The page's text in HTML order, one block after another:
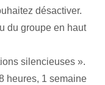
désactiver.
du groupe en haut
silencieuses ».
heures, 1 semaine